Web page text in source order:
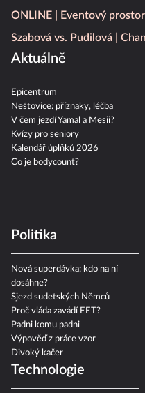
ONLINE
Eventový
Szabová vs. Pudilová
Aktuálně
Epicentrum
Neštovice: příznaky, léčba
V čem jezdí Yamal a Mesii?
Kvízy pro seniory
Kalendář úplňků 2026
Co je bodycount?
Politika
Nová superdávka: kdo na ní
dosáhne?
Sjezd sudetských Němců
Proč vláda zavádí EET?
Padni komu padni
Výpověď z práce vzor
Divoký kačer
Technologie